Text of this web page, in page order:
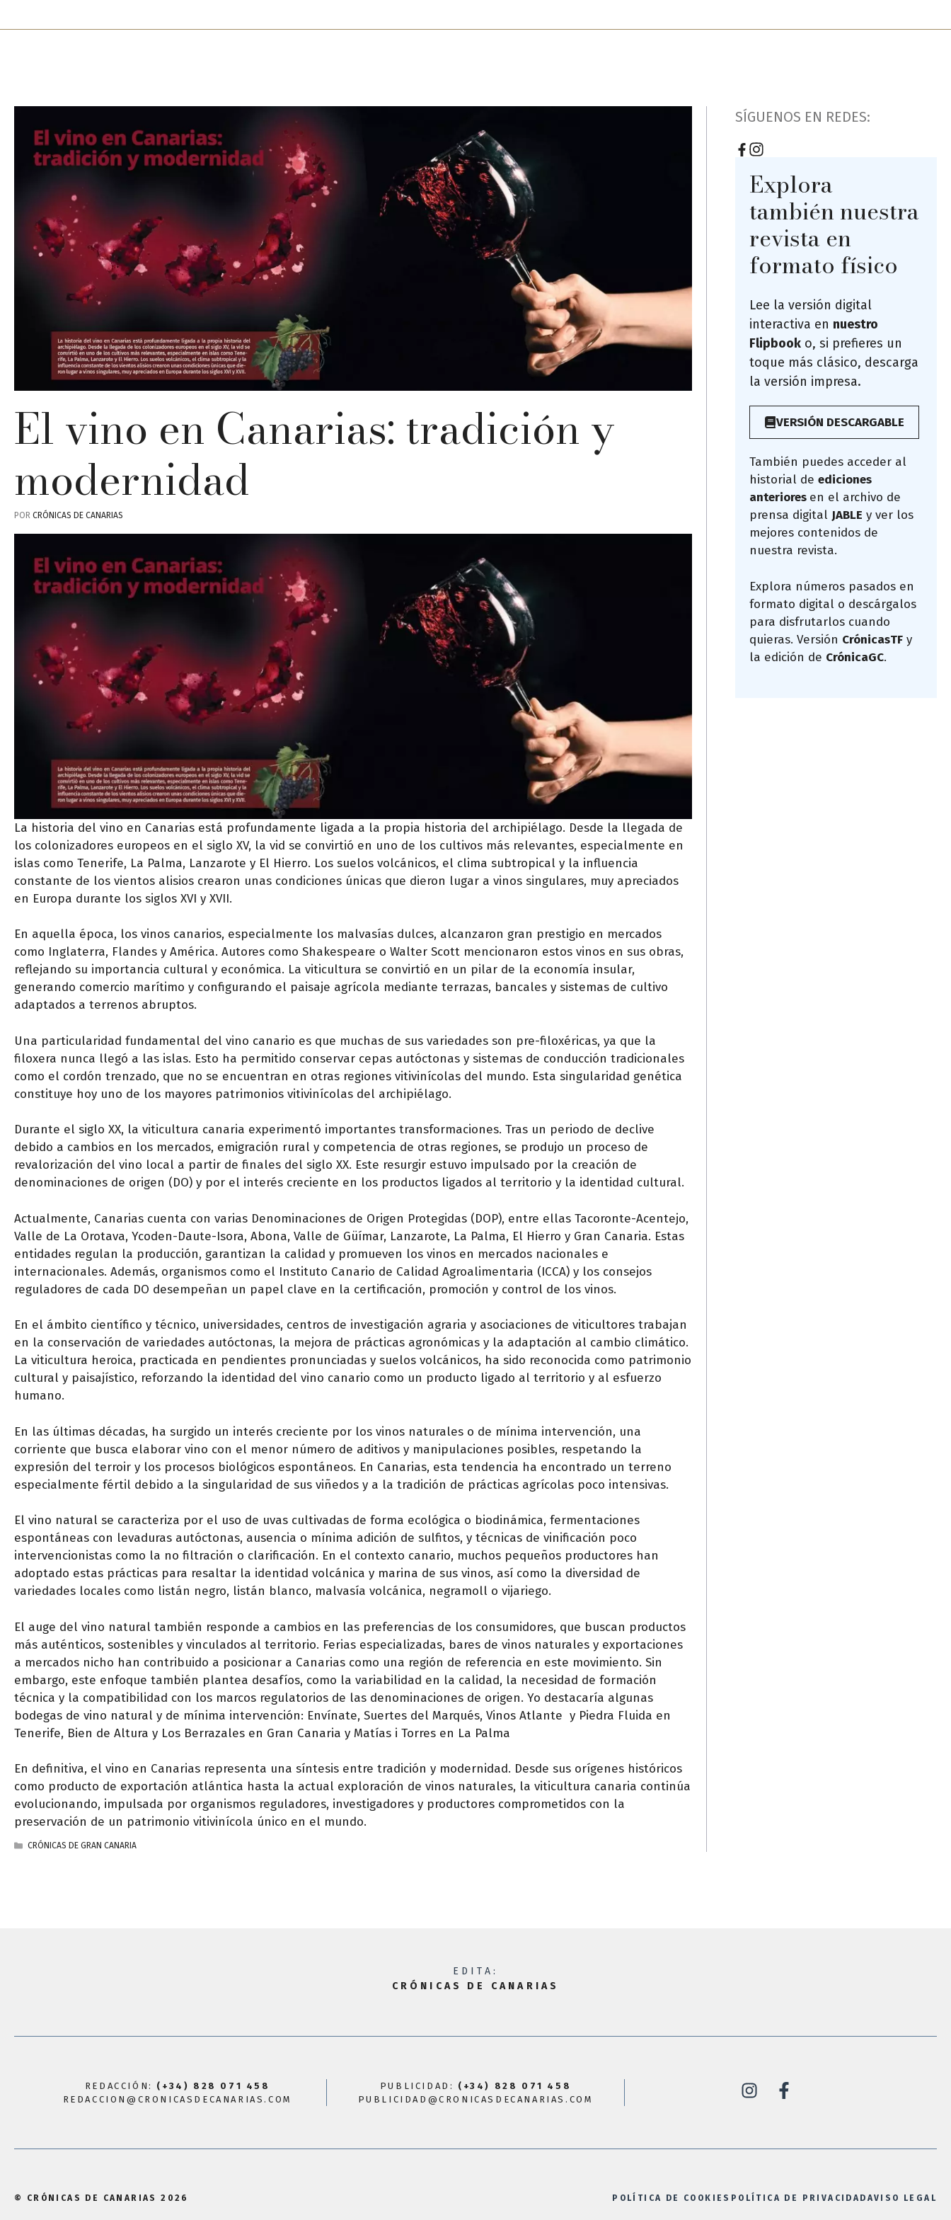
El vino en Canarias: tradición y
modernidad
POR CRÓNICAS DE CANARIAS
La historia del vino en Canarias está profundamente ligada a la propia historia del archipiélago. Desde la llegada de
los colonizadores europeos en el siglo XV, la vid se convirtió en uno de los cultivos más relevantes, especialmente en
islas como Tenerife, La Palma, Lanzarote y El Hierro. Los suelos volcánicos, el clima subtropical y la influencia
constante de los vientos alisios crearon unas condiciones únicas que dieron lugar a vinos singulares, muy apreciados
en Europa durante los siglos XVI y XVII.
En aquella época, los vinos canarios, especialmente los malvasías dulces, alcanzaron gran prestigio en mercados
como Inglaterra, Flandes y América. Autores como Shakespeare o Walter Scott mencionaron estos vinos en sus obras,
reflejando su importancia cultural y económica. La viticultura se convirtió en un pilar de la economía insular,
generando comercio marítimo y configurando el paisaje agrícola mediante terrazas, bancales y sistemas de cultivo
adaptados a terrenos abruptos.
Una particularidad fundamental del vino canario es que muchas de sus variedades son pre-filoxéricas, ya que la
filoxera nunca llegó a las islas. Esto ha permitido conservar cepas autóctonas y sistemas de conducción tradicionales
como el cordón trenzado, que no se encuentran en otras regiones vitivinícolas del mundo. Esta singularidad genética
constituye hoy uno de los mayores patrimonios vitivinícolas del archipiélago.
Durante el siglo XX, la viticultura canaria experimentó importantes transformaciones. Tras un periodo de declive
debido a cambios en los mercados, emigración rural y competencia de otras regiones, se produjo un proceso de
revalorización del vino local a partir de finales del siglo XX. Este resurgir estuvo impulsado por la creación de
denominaciones de origen (DO) y por el interés creciente en los productos ligados al territorio y la identidad cultural.
Actualmente, Canarias cuenta con varias Denominaciones de Origen Protegidas (DOP), entre ellas Tacoronte-Acentejo,
Valle de La Orotava, Ycoden-Daute-Isora, Abona, Valle de Güímar, Lanzarote, La Palma, El Hierro y Gran Canaria. Estas
entidades regulan la producción, garantizan la calidad y promueven los vinos en mercados nacionales e
internacionales. Además, organismos como el Instituto Canario de Calidad Agroalimentaria (ICCA) y los consejos
reguladores de cada DO desempeñan un papel clave en la certificación, promoción y control de los vinos.
En el ámbito científico y técnico, universidades, centros de investigación agraria y asociaciones de viticultores trabajan
en la conservación de variedades autóctonas, la mejora de prácticas agronómicas y la adaptación al cambio climático.
La viticultura heroica, practicada en pendientes pronunciadas y suelos volcánicos, ha sido reconocida como patrimonio
cultural y paisajístico, reforzando la identidad del vino canario como un producto ligado al territorio y al esfuerzo
humano.
En las últimas décadas, ha surgido un interés creciente por los vinos naturales o de mínima intervención, una
corriente que busca elaborar vino con el menor número de aditivos y manipulaciones posibles, respetando la
expresión del terroir y los procesos biológicos espontáneos. En Canarias, esta tendencia ha encontrado un terreno
especialmente fértil debido a la singularidad de sus viñedos y a la tradición de prácticas agrícolas poco intensivas.
El vino natural se caracteriza por el uso de uvas cultivadas de forma ecológica o biodinámica, fermentaciones
espontáneas con levaduras autóctonas, ausencia o mínima adición de sulfitos, y técnicas de vinificación poco
intervencionistas como la no filtración o clarificación. En el contexto canario, muchos pequeños productores han
adoptado estas prácticas para resaltar la identidad volcánica y marina de sus vinos, así como la diversidad de
variedades locales como listán negro, listán blanco, malvasía volcánica, negramoll o vijariego.
El auge del vino natural también responde a cambios en las preferencias de los consumidores, que buscan productos
más auténticos, sostenibles y vinculados al territorio. Ferias especializadas, bares de vinos naturales y exportaciones
a mercados nicho han contribuido a posicionar a Canarias como una región de referencia en este movimiento. Sin
embargo, este enfoque también plantea desafíos, como la variabilidad en la calidad, la necesidad de formación
técnica y la compatibilidad con los marcos regulatorios de las denominaciones de origen. Yo destacaría algunas
bodegas de vino natural y de mínima intervención: Envínate, Suertes del Marqués, Vinos Atlante y Piedra Fluida en
Tenerife, Bien de Altura y Los Berrazales en Gran Canaria y Matías i Torres en La Palma
En definitiva, el vino en Canarias representa una síntesis entre tradición y modernidad. Desde sus orígenes históricos
como producto de exportación atlántica hasta la actual exploración de vinos naturales, la viticultura canaria continúa
evolucionando, impulsada por organismos reguladores, investigadores y productores comprometidos con la
preservación de un patrimonio vitivinícola único en el mundo.
CATEGORÍAS
CRÓNICAS DE GRAN CANARIA
SÍGUENOS EN REDES:
Explora
también nuestra
revista en
formato físico
Lee la versión digital
interactiva en nuestro
Flipbook o, si prefieres un
toque más clásico, descarga
la versión impresa.
VERSIÓN DESCARGABLE
También puedes acceder al
historial de ediciones
anteriores en el archivo de
prensa digital JABLE y ver los
mejores contenidos de
nuestra revista.
Explora números pasados en
formato digital o descárgalos
para disfrutarlos cuando
quieras. Versión CrónicasTF y
la edición de CrónicaGC.
EDITA:
CRÓNICAS DE CANARIAS
REDACCIÓN: (+34) 828 071 458
REDACCION@CRONICASDECANARIAS.COM
PUBLICIDAD: (+34) 828 071 458
PUBLICIDAD@CRONICASDECANARIAS.COM
© CRÓNICAS DE CANARIAS 2026 POLÍTICA DE COOKIES POLÍTICA DE PRIVACIDAD AVISO LEGAL